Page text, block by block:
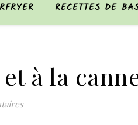
RECETTES DE
à la